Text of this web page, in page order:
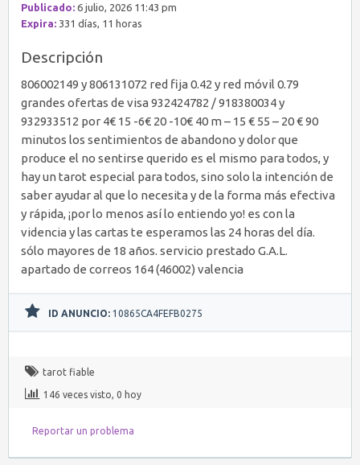
Publicado: 6 julio, 2026 11:43 pm
Expira: 331 días, 11 horas
Descripción
806002149 y 806131072 red fija 0.42 y red móvil 0.79
grandes ofertas de visa 932424782 / 918380034 y
932933512 por 4€ 15 -6€ 20 -10€ 40 m – 15 € 55 – 20 € 90
minutos los sentimientos de abandono y dolor que
produce el no sentirse querido es el mismo para todos, y
hay un tarot especial para todos, sino solo la intención de
saber ayudar al que lo necesita y de la forma más efectiva
y rápida, ¡por lo menos así lo entiendo yo! es con la
videncia y las cartas te esperamos las 24 horas del día.
sólo mayores de 18 años. servicio prestado G.A.L.
apartado de correos 164 (46002) valencia
ID ANUNCIO: 10865CA4FEFB0275
tarot fiable
146 veces visto, 0 hoy
Reportar un problema